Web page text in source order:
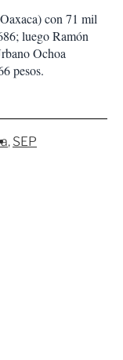
con 71 mil
luego Ramón
Ochoa
pesos.
SEP